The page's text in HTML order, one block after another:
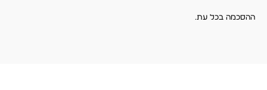
ההסכמה בכל עת.